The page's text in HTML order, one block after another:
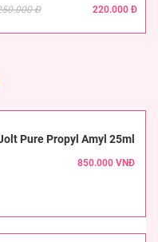
Đ 220.000 Đ
Pure Propyl Amyl 25ml
850.000 VNĐ